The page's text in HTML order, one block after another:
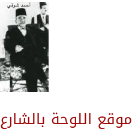
موقع اللوحة بالشارع